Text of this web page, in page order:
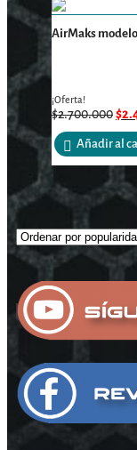
AirMaks modelo
¡Oferta!
$2.700.000$
Añadir al